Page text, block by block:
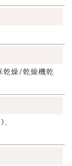
乾燥/乾燥機乾